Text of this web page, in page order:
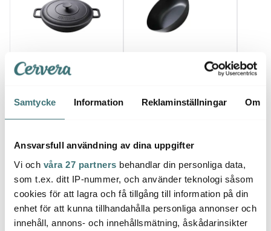
Samtycke Information Reklaminställningar Om
Ansvarsfull användning av dina uppgifter
Vi och våra 27 partners behandlar din personliga data,
som t.ex. ditt IP-nummer, och använder teknologi såsom
cookies för att lagra och få tillgång till information på din
enhet för att kunna tillhandahålla personliga annonser och
innehåll, annons- och innehållsmätning, åskådarinsikter
Skottsberg
Sautépanna i gjutjärn
2069 kr
Wokpanna i kolstål 28
1209 kr 259
Låt dig inspireras av våra kunder